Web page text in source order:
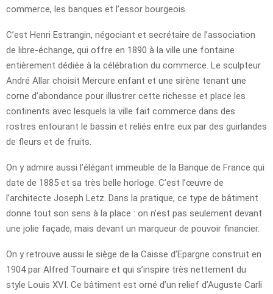
commerce, les banques et l’essor bourgeois.
C’est Henri Estrangin, négociant et secrétaire de l’association
de libre-échange, qui offre en 1890 à la ville une fontaine
entièrement dédiée à la célébration du commerce. Le sculpteur
André Allar choisit Mercure enfant et une sirène tenant une
corne d’abondance pour illustrer cette richesse et place les
continents avec lesquels la ville fait commerce dans des
rostres entourant le bassin et reliés entre eux par des guirlandes
de fleurs et de fruits.
On y admire aussi l’élégant immeuble de la Banque de France qui
date de 1885 et sa très belle horloge. C’est l’œuvre de
l’architecte Joseph Letz. Dans la pratique, ce type de bâtiment
donne tout son sens à la place : on n’est pas seulement devant
une jolie façade, mais devant un marqueur de pouvoir financier.
On y retrouve aussi le siège de la Caisse d’Epargne construit en
1904 par Alfred Tournaire et qui s’inspire très nettement du
style Louis XVI. Ce bâtiment est orné d’un relief d’Auguste Carli